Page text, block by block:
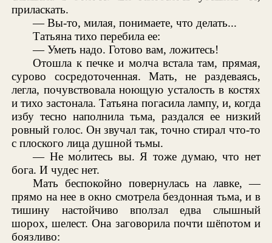
приласкать.
— Вы-то, милая, понимаете, что делать...
Татьяна тихо перебила ее:
— Уметь надо. Готово вам, ложитесь!
Отошла к печке и молча встала там, прямая,
сурово сосредоточенная. Мать, не раздеваясь,
легла, почувствовала ноющую усталость в костях
и тихо застонала. Татьяна погасила лампу, и, когда
избу тесно наполнила тьма, раздался ее низкий
ровный голос. Он звучал так, точно стирал что-то
с плоского лица душной тьмы.
— Не мо́литесь вы. Я тоже думаю, что нет
бога. И чудес нет.
Мать беспокойно повернулась на лавке, —
прямо на нее в окно смотрела бездонная тьма, и в
тишину настойчиво вползал едва слышный
шорох, шелест. Она заговорила почти шёпотом и
боязливо: